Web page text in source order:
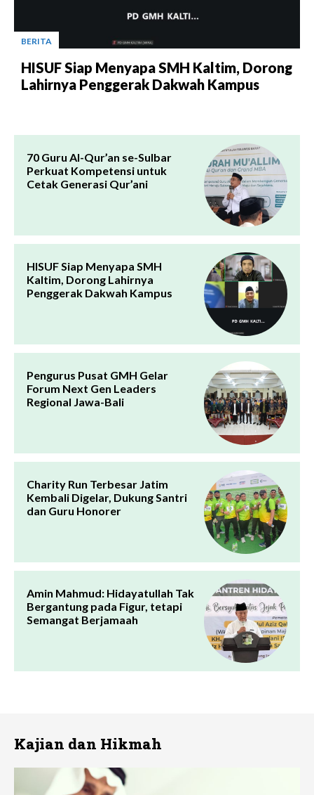
BERITA
HISUF Siap Menyapa SMH Kaltim, Dorong
Lahirnya Penggerak Dakwah Kampus
70 Guru Al-Qur’an se-Sulbar
Perkuat Kompetensi untuk
Cetak Generasi Qur’ani
HISUF Siap Menyapa SMH
Kaltim, Dorong Lahirnya
Penggerak Dakwah Kampus
Pengurus Pusat GMH Gelar
Forum Next Gen Leaders
Regional Jawa-Bali
Charity Run Terbesar Jatim
Kembali Digelar, Dukung Santri
dan Guru Honorer
Amin Mahmud: Hidayatullah Tak
Bergantung pada Figur, tetapi
Semangat Berjamaah
Kajian dan Hikmah